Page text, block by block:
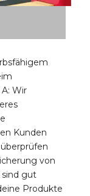
Wir
Kunden
von
sind gut
Produkte